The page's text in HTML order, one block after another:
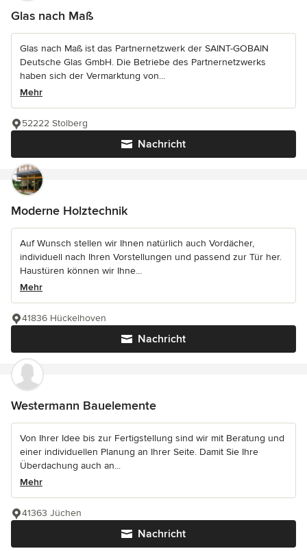
Glas nach Maß
Glas nach Maß ist das Partnernetzwerk der SAINT-GOBAIN
Deutsche Glas GmbH. Die Betriebe des Partnernetzwerks
haben sich der Vermarktung von...
Mehr
Nachricht
52222 Stolberg
Moderne Holztechnik
Auf Wunsch stellen wir Ihnen natürlich auch Vordächer,
individuell nach Ihren Vorstellungen und passend zur Tür her.
Haustüren können wir Ihne...
Mehr
Nachricht
41836 Hückelhoven
Westermann Bauelemente
Von Ihrer Idee bis zur Fertigstellung sind wir mit Beratung und
einer individuellen Planung an Ihrer Seite. Damit Sie Ihre
Überdachung auch an...
Mehr
Nachricht
41363 Jüchen